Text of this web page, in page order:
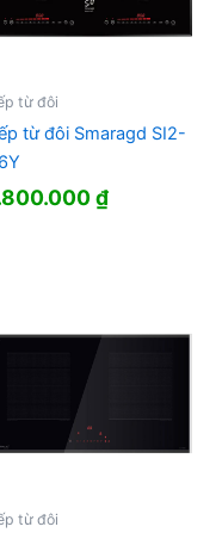
từ đôi
từ đôi Smaragd SI2-
₫
từ đôi